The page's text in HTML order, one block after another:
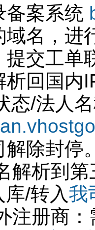
备案系统
域名，进
提交工单
析回国内
态/法人
解除封停
解析到
/转入我
注册商